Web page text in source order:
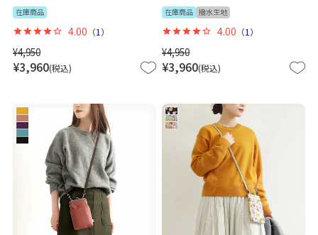
在庫商品
¥4,950
¥3,960 税込
4.00 （1 ）
在庫商品 撥水生地
¥4,950
¥3,960 税込
4.00 （1 ）